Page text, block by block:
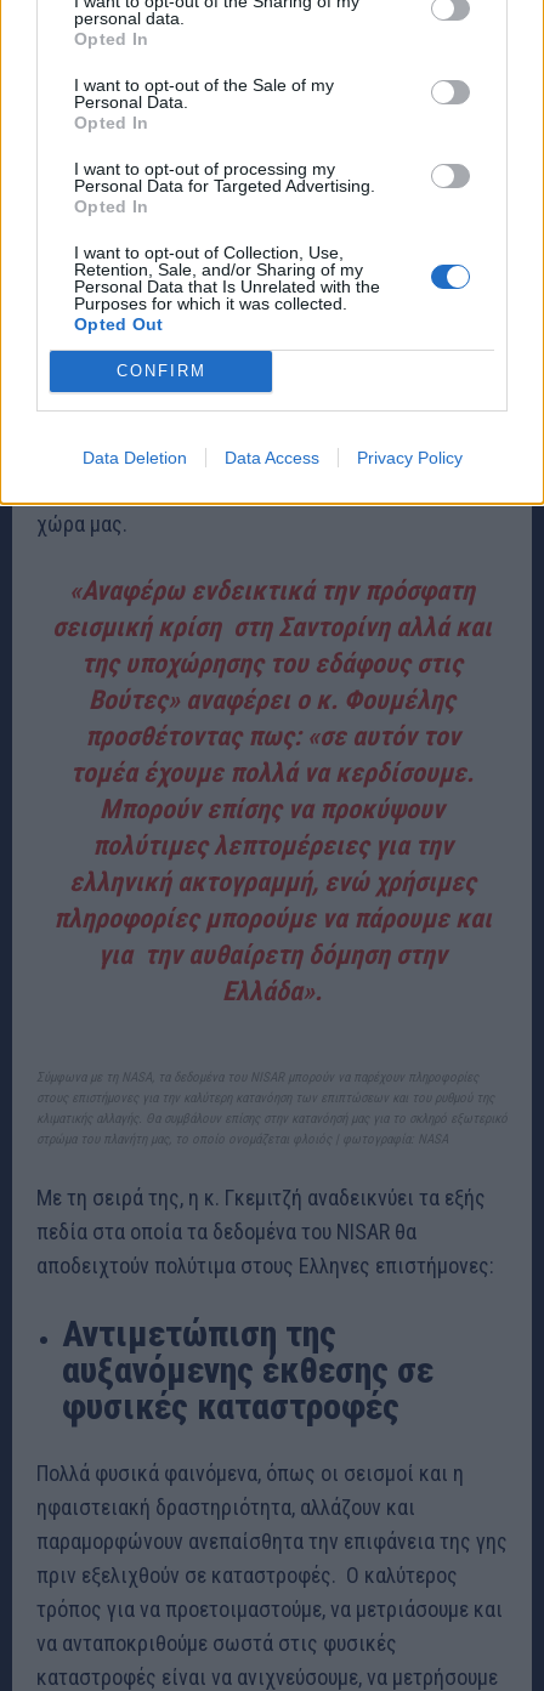
personal data.
Opted In
I want to opt-out of the Sale of my
Personal Data.
Opted In
I want to opt-out of processing my
Personal Data for Targeted Advertising.
Opted In
I want to opt-out of Collection, Use,
Retention, Sale, and/or Sharing of my
Personal Data that Is Unrelated with the
Purposes for which it was collected.
Opted Out
CONFIRM
Data Deletion Data Access Privacy Policy
δορυφόρος. Θα προηγηθεί η φάση λειτουργίας
περίοδος λήψης δεδομένων, το καλιμπράρισμα του
και η επεξεργασία των πρώτων δεδομένων πριν
δοθούν στο κοινό.
Πως θα αξιοποιήσουμε τα
δεδομένα στην Ελλάδα
Τα δεδομένα του NISAR είναι πολύτιμα σε πολλές
δίνει το παράδειγμα της αντιμετώπισης των
χώρα μας.
«Αναφέρω ενδεικτικά την πρόσφατη
σεισμική κρίση στη Σαντορίνη αλλά και
της υποχώρησης του εδάφους στις
Βούτες» αναφέρει ο κ. Φουμέλης
προσθέτοντας πως: «σε αυτόν τον
τομέα έχουμε πολλά να κερδίσουμε.
Μπορούν επίσης να προκύψουν
πολύτιμες λεπτομέρειες για την
ελληνική ακτογραμμή, ενώ χρήσιμες
πληροφορίες μπορούμε να πάρουμε και
για την αυθαίρετη δόμηση στην
Ελλάδα».
Σύμφωνα με τη NASA, τα δεδομένα του NISAR μπορούν να παρέχουν πληροφορίες
στους επιστήμονες για την καλύτερη κατανόηση των επιπτώσεων και του ρυθμού της
κλιματικής αλλαγής. Θα συμβάλουν επίσης στην κατανόησή μας για το σκληρό εξωτερικό
στρώμα του πλανήτη μας, το οποίο ονομάζεται φλοιός | φωτογραφία: NASA
Mε τη σειρά της, η κ. Γκεμιτζή αναδεικνύει τα εξής
πεδία στα οποία τα δεδομένα του NISAR θα
αποδειχτούν πολύτιμα στους Ελληνες επιστήμονες:
Αντιμετώπιση της
αυξανόμενης έκθεσης σε
φυσικές καταστροφές
Πολλά φυσικά φαινόμενα, όπως οι σεισμοί και η
ηφαιστειακή δραστηριότητα, αλλάζουν και
παραμορφώνουν ανεπαίσθητα την επιφάνεια της γης
πριν εξελιχθούν σε καταστροφές. Ο καλύτερος
τρόπος για να προετοιμαστούμε, να μετριάσουμε και
να ανταποκριθούμε σωστά στις φυσικές
καταστροφές είναι να ανιχνεύσουμε, να μετρήσουμε